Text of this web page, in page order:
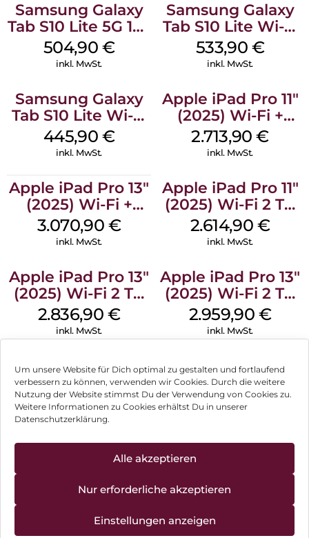
Um unsere Website für Dich optimal zu gestalten und fortlaufend
verbessern zu können, verwenden wir Cookies. Durch die weitere
Nutzung der Website stimmst Du der Verwendung von Cookies zu.
Weitere Informationen zu Cookies erhältst Du in unserer
Datenschutzerklärung.
Alle akzeptieren
Nur erforderliche akzeptieren
Einstellungen anzeigen
Samsung Galaxy
Tab S10 Lite 5G 128
GB Gray
504,90 €
inkl. MwSt.
Samsung Galaxy
Tab S10 Lite Wi-Fi
256 GB Silver
533,90 €
inkl. MwSt.
Samsung Galaxy
Tab S10 Lite Wi-Fi
128 GB Silver
445,90 €
inkl. MwSt.
Apple iPad Pro 11″
(2025) Wi-Fi +
Cellular 2 TB
Standardglas
2.713,90€
inkl. MwSt.
Apple iPad Pro 13″
(2025) Wi-Fi +
Cellular 2 TB
Standardglas
3.070,90 €
inkl. MwSt.
Apple iPad Pro 11″
(2025) Wi-Fi 2 TB
Nanotexturglas
Space Schwarz
2.614,90 €
inkl. MwSt.
Apple iPad Pro 13″
(2025) Wi-Fi 2 TB
Standardglas
Silber
2.836,90 €
inkl. MwSt.
Apple iPad Pro 13″
(2025) Wi-Fi 2 TB
Nanotexturglas
Silber
2.959,90 €
inkl. MwSt.
Impressum
Hinweis zur Batterieentsorgung
Newsletter
Können wir Dir behilflich sein?